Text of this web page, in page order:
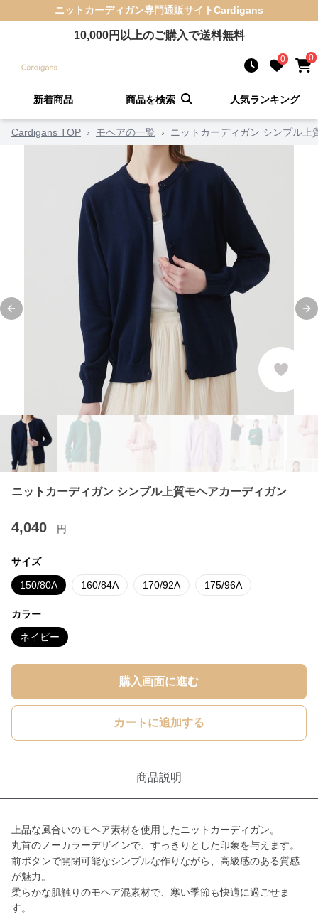
ニットカーディガン専門通販サイトCardigans
10,000円以上のご購入で送料無料
0 0
新着商品 商品を検索 人気ランキング
Cardigans TOP › モヘアの一覧 › ニットカーディガン シンプル上
Previous slide
ニットカーディガン シンプル上質モヘアカーディガン
4,040 円
サイズ
150/80A 160/84A 170/92A 175/96A
カラー
ネイビー
購入画面に進む
カートに追加する
商品説明
上品な風合いのモヘア素材を使用したニットカーディガン。
丸首のノーカラーデザインで、すっきりとした印象を与えます。
前ボタンで開閉可能なシンプルな作りながら、高級感のある質感
が魅力。
柔らかな肌触りのモヘア混素材で、寒い季節も快適に過ごせま
す。